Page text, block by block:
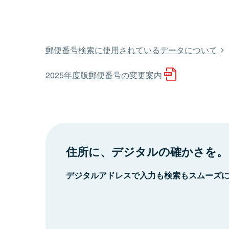
郵便番号検索に使用されているデータについて
2025年度版郵便番号の変更案内
住所に、デジタルの確かさを。
デジタルアドレスで入力も検索もスムーズ